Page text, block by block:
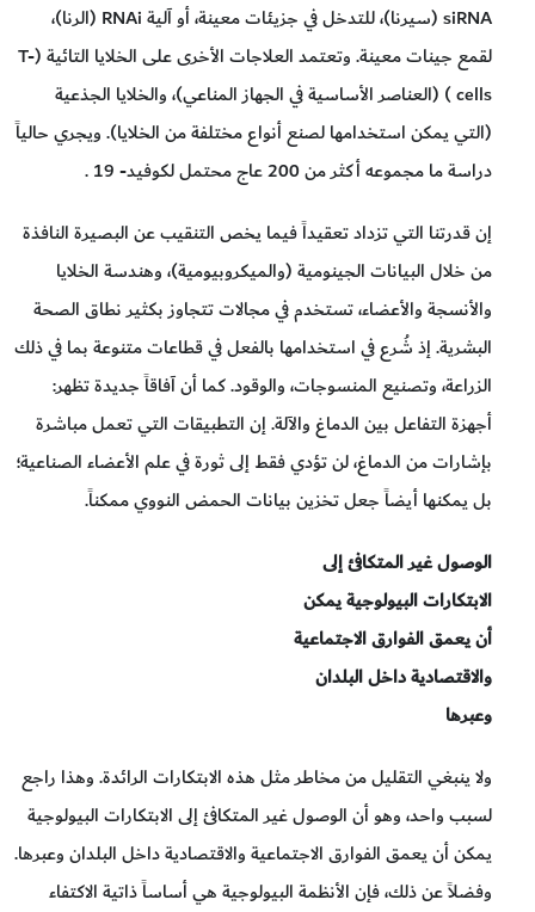
siRNA (سيرنا)، للتدخل في جزيئات معينة، أو آلية RNAi (الرنا)،
لقمع جينات معينة. وتعتمد العلاجات الأخرى على الخلايا التائية (T-
cells ) (العناصر الأساسية في الجهاز المناعي)، والخلايا الجذعية
(التي يمكن استخدامها لصنع أنواع مختلفة من الخلايا). ويجري حالياً
دراسة ما مجموعه أكثر من 200 عاج محتمل لكوفيد- 19 .
إن قدرتنا التي تزداد تعقيداً فيما يخص التنقيب عن البصيرة النافذة
من خلال البيانات الجينومية (والميكروبيومية)، وهندسة الخلايا
والأنسجة والأعضاء، تستخدم في مجالات تتجاوز بكثير نطاق الصحة
البشرية. إذ شُرع في استخدامها بالفعل في قطاعات متنوعة بما في ذلك
الزراعة، وتصنيع المنسوجات، والوقود. كما أن آفاقاً جديدة تظهر:
أجهزة التفاعل بين الدماغ والآلة. إن التطبيقات التي تعمل مباشرة
بإشارات من الدماغ، لن تؤدي فقط إلى ثورة في علم الأعضاء الصناعية؛
بل يمكنها أيضاً جعل تخزين بيانات الحمض النووي ممكناً.
الوصول غير المتكافئ إلى
الابتكارات البيولوجية يمكن
أن يعمق الفوارق الاجتماعية
والاقتصادية داخل البلدان
وعبرها
ولا ينبغي التقليل من مخاطر مثل هذه الابتكارات الرائدة. وهذا راجع
لسبب واحد، وهو أن الوصول غير المتكافئ إلى الابتكارات البيولوجية
يمكن أن يعمق الفوارق الاجتماعية والاقتصادية داخل البلدان وعبرها.
وفضلاً عن ذلك، فإن الأنظمة البيولوجية هي أساساً ذاتية الاكتفاء